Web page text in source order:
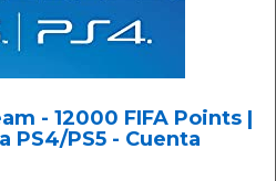
- 12000 FIFA Points |
PS4/PS5 - Cuenta